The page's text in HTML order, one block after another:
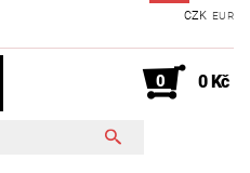
CZK EUR
0 0 Kč